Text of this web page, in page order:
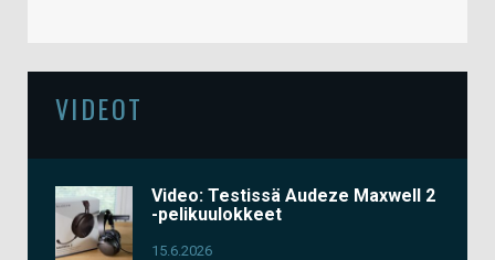
VIDEOT
Video: Testissä Audeze Maxwell 2
-pelikuulokkeet
15.6.2026